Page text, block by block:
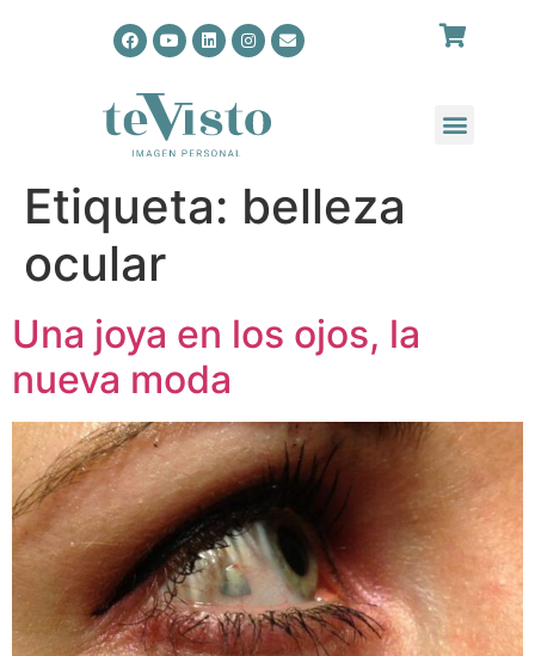
Etiqueta: belleza
ocular
Una joya en los ojos, la
nueva moda